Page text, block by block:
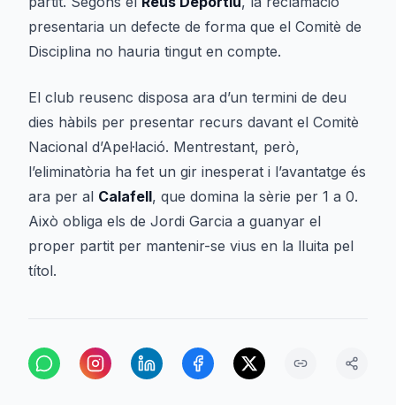
presentaria un defecte de forma que el Comitè de
Disciplina no hauria tingut en compte.
El club reusenc disposa ara d’un termini de deu
dies hàbils per presentar recurs davant el Comitè
Nacional d’Apel·lació. Mentrestant, però,
l’eliminatòria ha fet un gir inesperat i l’avantatge és
ara per al Calafell, que domina la sèrie per 1 a 0.
Això obliga els de Jordi Garcia a guanyar el
proper partit per mantenir-se vius en la lluita pel
títol.